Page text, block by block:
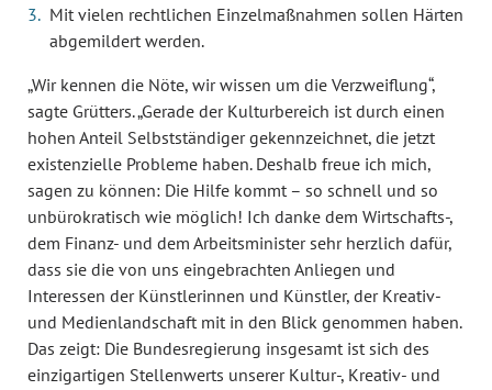
Mit vielen rechtlichen Einzelmaßnahmen sollen Härten
abgemildert werden.
„Wir kennen die Nöte, wir wissen um die Verzweiflung“,
sagte Grütters. „Gerade der Kulturbereich ist durch einen
hohen Anteil Selbstständiger gekennzeichnet, die jetzt
existenzielle Probleme haben. Deshalb freue ich mich,
sagen zu können: Die Hilfe kommt – so schnell und so
unbürokratisch wie möglich! Ich danke dem Wirtschafts-,
dem Finanz- und dem Arbeitsminister sehr herzlich dafür,
dass sie die von uns eingebrachten Anliegen und
Interessen der Künstlerinnen und Künstler, der Kreativ-
und Medienlandschaft mit in den Blick genommen haben.
Das zeigt: Die Bundesregierung insgesamt ist sich des
einzigartigen Stellenwerts unserer Kultur-, Kreativ- und